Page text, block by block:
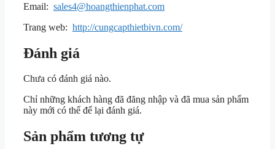
Email: sales4@hoangthienphat.com
Trang web: http://cungcapthietbivn.com/
Đánh giá
Chưa có đánh giá nào.
Chỉ những khách hàng đã đăng nhập và đã mua sản phẩm
này mới có thể để lại đánh giá.
Sản phẩm tương tự